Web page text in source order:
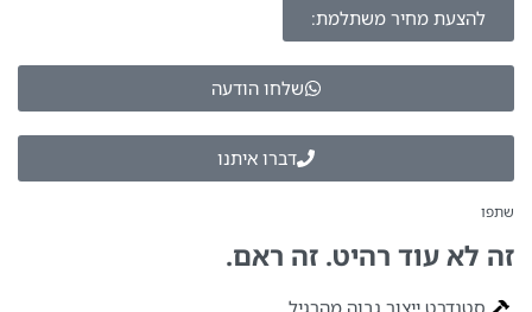
להצעת מחיר משתלמת:
שלחו הודעה
דברו איתנו
שתפו
זה לא עוד רהיט. זה ראם.